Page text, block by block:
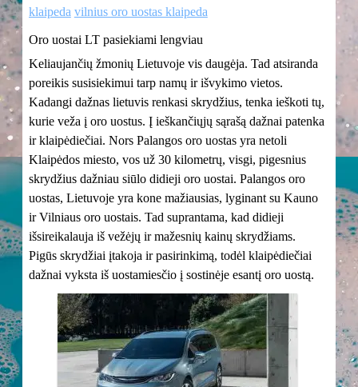
klaipeda vilnius oro uostas klaipeda
Oro uostai LT pasiekiami lengviau
Keliaujančių žmonių Lietuvoje vis daugėja. Tad atsiranda
poreikis susisiekimui tarp namų ir išvykimo vietos.
Kadangi dažnas lietuvis renkasi skrydžius, tenka ieškoti tų,
kurie veža į oro uostus. Į ieškančiųjų sąrašą dažnai patenka
ir klaipėdiečiai. Nors Palangos oro uostas yra netoli
Klaipėdos miesto, vos už 30 kilometrų, visgi, pigesnius
skrydžius dažniau siūlo didieji oro uostai. Palangos oro
uostas, Lietuvoje yra kone mažiausias, lyginant su Kauno
ir Vilniaus oro uostais. Tad suprantama, kad didieji
išsireikalauja iš vežėjų ir mažesnių kainų skrydžiams.
Pigūs skrydžiai įtakoja ir pasirinkimą, todėl klaipėdiečiai
dažnai vyksta iš uostamiesčio į sostinėje esantį oro uostą.